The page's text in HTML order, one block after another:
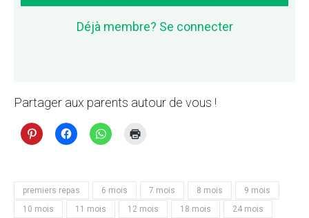
Déjà membre? Se connecter
Partager aux parents autour de vous !
premiers repas 6 mois 7 mois 8 mois
9 mois
10 mois
11 mois 12 mois 18 mois
24 mois